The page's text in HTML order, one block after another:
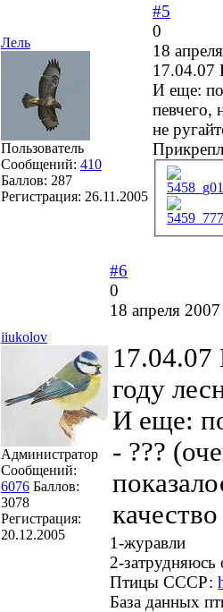
Лель
Пользователь
Сообщений: 410
Баллов: 287
Регистрация: 26.11.2005
#5
0
18
17.04.07
И еще:
певчего,
не
iiukolov
Администратор
Сообщений:
6076 Баллов:
3078
Регистрация:
20.12.2005
#6
0
18 апреля
17.04.07
году
И еще:
- ???
1-журавли
2-затрудняюсь
Птицы СССР:
База данных